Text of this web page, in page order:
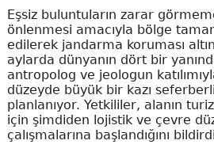
Eşsiz buluntuların zarar
önlenmesi amacıyla bölge
edilerek jandarma koruması
aylarda dünyanın dört bir
antropolog ve jeologun
düzeyde büyük bir kazı
planlanıyor. Yetkililer, alanın
için şimdiden lojistik ve çevre
çalışmalarına başlandığını